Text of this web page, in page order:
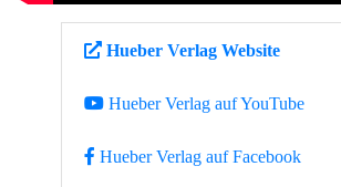
Hueber Verlag Website
Hueber Verlag auf YouTube
Hueber Verlag auf Facebook